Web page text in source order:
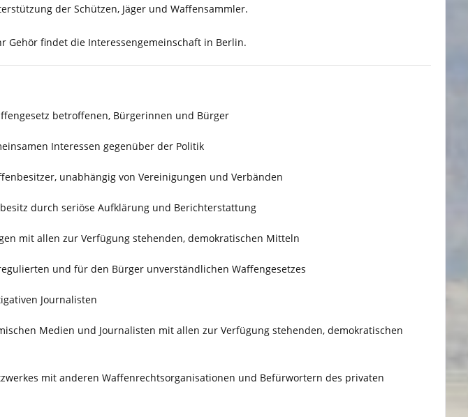
der Schützen, Jäger und Waffensammler.
Gehör findet die Interessengemeinschaft in Berlin.
betroffenen, Bürgerinnen und Bürger
Interessen gegenüber der Politik
unabhängig von Vereinigungen und Verbänden
durch seriöse Aufklärung und Berichterstattung
mit allen zur Verfügung stehenden, demokratischen Mitteln
und für den Bürger unverständlichen Waffengesetzes
Journalisten
Medien und Journalisten mit allen zur Verfügung stehenden, demokratischen
mit anderen Waffenrechtsorganisationen und Befürwortern des privaten